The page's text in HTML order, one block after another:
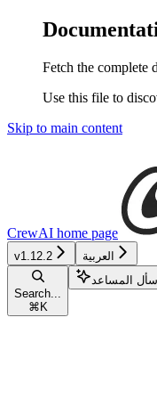
Fetch the complete
Use this file to
Skip to main content
CrewAI home page
v1.12.2 العربية
Search...
⌘ K
اسأل المساعد